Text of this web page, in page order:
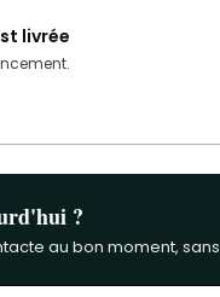
livrée
?
au bon moment, sans